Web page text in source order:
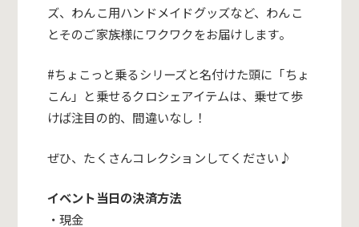
ズ、 わんこ用ハンドメイドグッズなど、 わんこ
とそのご家族様にワクワクをお届けします。
#ちょこっと乗るシリーズと名付けた頭に「ちょ
こん」 と乗せるクロシェアイテムは、乗せて歩
けば注目の的、 間違いなし！
ぜひ、 たくさんコレクションしてください♪
イベント当日の決済方法
・現金